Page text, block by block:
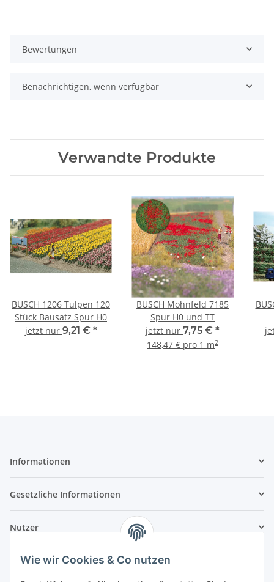
Wie wir Cookies & Co nutzen
Bewertungen
Benachrichtigen, wenn verfügbar
Verwandte Produkte
BUSCH 1206 Tulpen 120
Stück Bausatz Spur H0
jetzt nur 9,21 € *
BUSCH Mohnfeld 7185
Spur H0 und TT
jetzt nur 7,75 € *
148,47 € pro 1 m2
Informationen
Gesetzliche Informationen
Nutzer